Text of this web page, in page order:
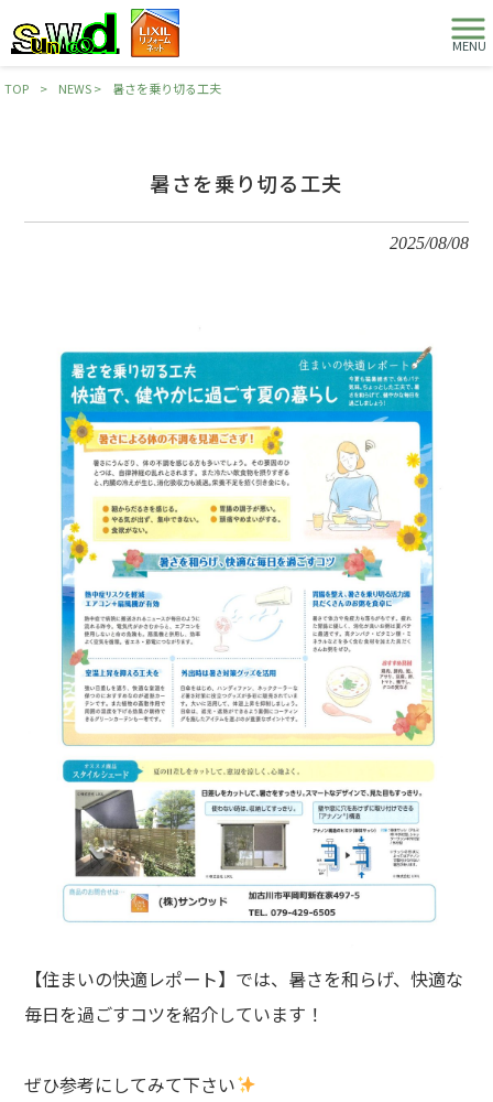
MENU
TOP > NEWS> 暑さを乗り切る工夫
暑さを乗り切る工夫
2025/08/08
【住まいの快適レポート】では、暑さを和らげ、快適な
毎日を過ごすコツを紹介しています！
ぜひ参考にしてみて下さい